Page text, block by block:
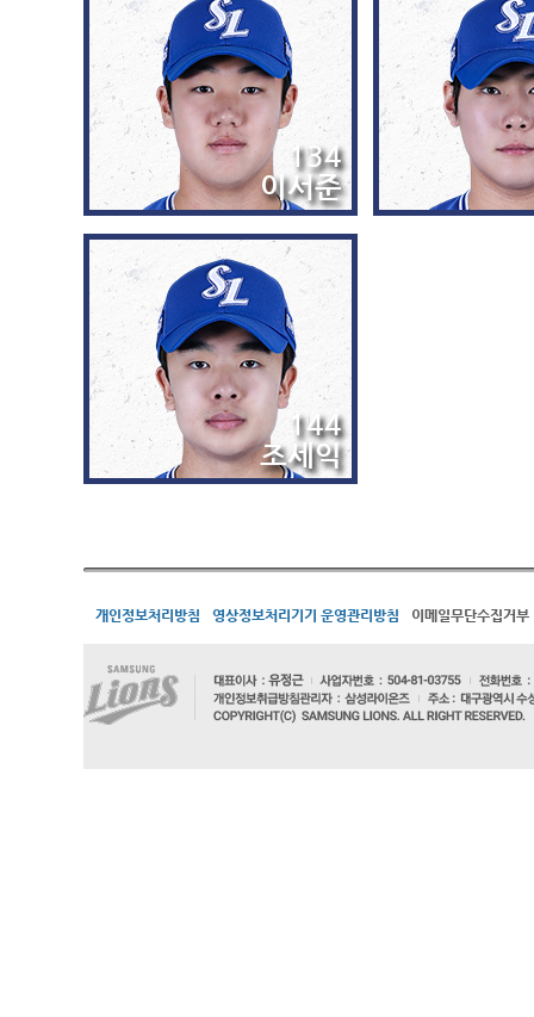
134
이서준
144
조세익
개인정보처리방침 영상정보처리기기 운영관리방침 이메일무단수집거부